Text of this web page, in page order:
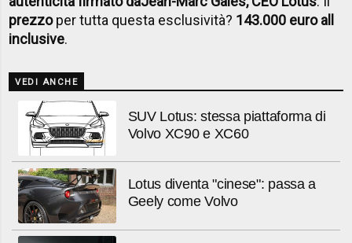
prezzoper tutta questa esclusività? 143.000 euro all
inclusive.
VEDI ANCHE
SUV Lotus: stessa piattaforma di
Volvo XC90 e XC60
Lotus diventa "cinese": passa a
Geely come Volvo